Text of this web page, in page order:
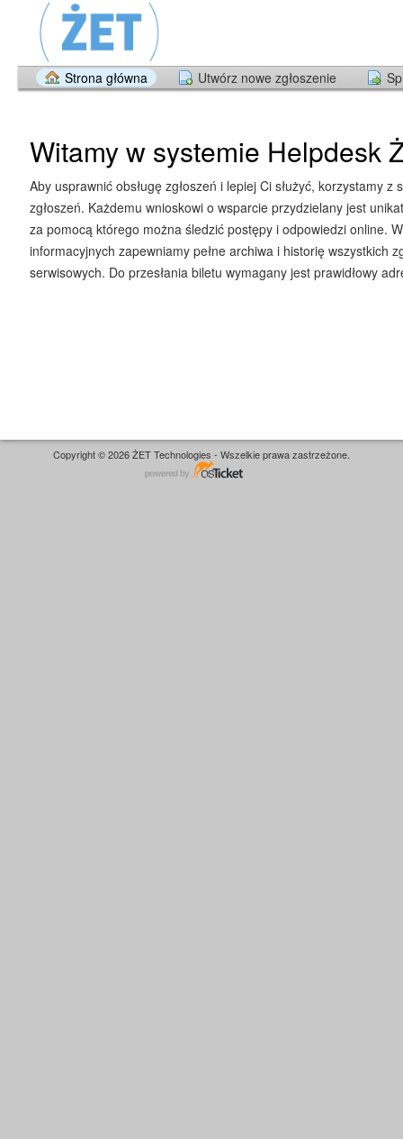
Strona główna Utwórz nowe zgłoszenie
Witamy w systemie Helpdesk
Aby usprawnić obsługę zgłoszeń i lepiej Ci służyć, korzystamy z
zgłoszeń. Każdemu wnioskowi o wsparcie przydzielany jest
za pomocą którego można śledzić postępy i odpowiedzi online.
informacyjnych zapewniamy pełne archiwa i historię wszystkich
serwisowych. Do przesłania biletu wymagany jest prawidłowy
Copyright © 2026 ŻET Technologies - Wszelkie prawa zastrzeżone.